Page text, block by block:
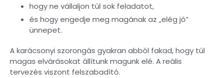
hogy ne vállaljon túl sok feladatot,
és hogy engedje meg magának az „elég jó”
ünnepet.
A karácsonyi szorongás gyakran abból fakad, hogy túl
magas elvárásokat állítunk magunk elé. A reális
tervezés viszont felszabadító.